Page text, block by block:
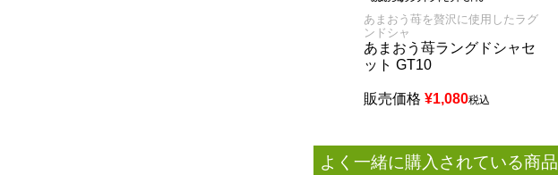
あまおう苺を贅沢に使用したラグ
ンドシャ
あまおう苺ラングドシャセ
ット GT10
販売価格 ¥1,080税込
よく一緒に購入されている商品